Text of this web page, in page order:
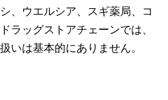
、ウエルシア、スギ薬局、コ
ラッグストアチェーンでは、
いは基本的にありません。